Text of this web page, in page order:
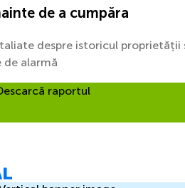
de a cumpăra
despre istoricul proprietății
de alarmă
raportul